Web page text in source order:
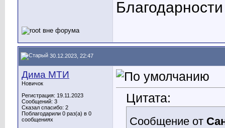
30.12.2023, 22:47
Дима МТИ
Новичок
Регистрация: 19.11.2023
Сообщений: 3
Сказал спасибо: 2
Поблагодарили 0 раз(а) в 0
сообщениях
Цитата:
Сообщение от